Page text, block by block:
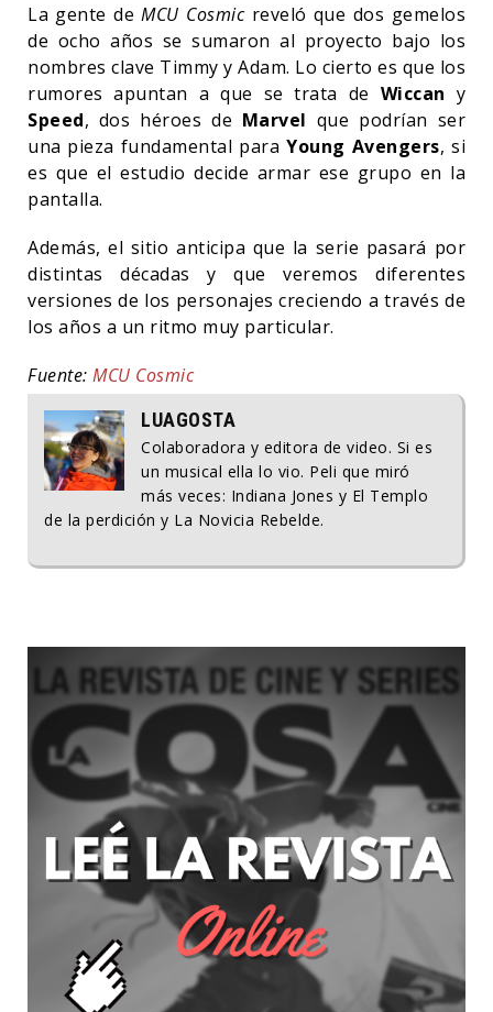
La gente deMCU Cosmicreveló que dos gemelos
de ocho años se sumaron al proyecto bajo los
nombres clave Timmy y Adam. Lo cierto es que los
rumores apuntan a que se trata de Wiccan y
Speed, dos héroes de Marvel que podrían ser
una pieza fundamental paraYoung Avengers, si
es que el estudio decide armar ese grupo en la
pantalla.
Además, el sitio anticipa que la serie pasará por
distintas décadas y que veremos diferentes
versiones de los personajes creciendo a través de
los años a un ritmo muy particular.
Fuente: MCU Cosmic
LUAGOSTA
Colaboradora y editora de video. Si es
un musical ella lo vio. Peli que miró
más veces: Indiana Jones y El Templo
de la perdición y La Novicia Rebelde.